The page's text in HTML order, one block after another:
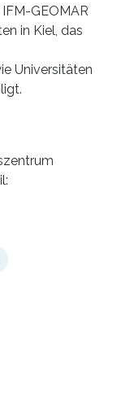
GEOMAR
in Kiel, das
Universitäten